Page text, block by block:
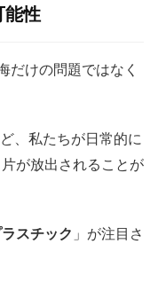
能性
だけの問題ではなく
、私たちが日常的に
が放出されることが
スチック 」が注目さ